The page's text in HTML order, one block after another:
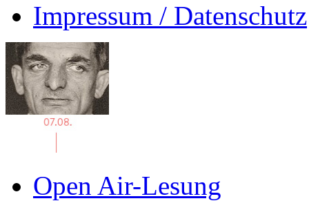
Impressum / Datenschutz
Open Air-Lesung